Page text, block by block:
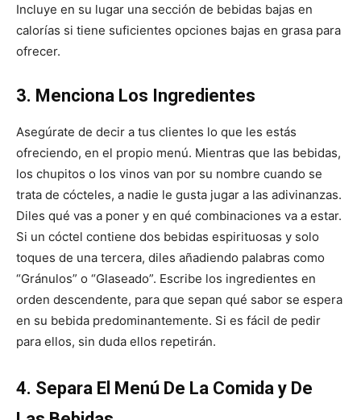
Incluye en su lugar una sección de bebidas bajas en
calorías si tiene suficientes opciones bajas en grasa para
ofrecer.
3. Menciona Los Ingredientes
Asegúrate de decir a tus clientes lo que les estás
ofreciendo, en el propio menú. Mientras que las bebidas,
los chupitos o los vinos van por su nombre cuando se
trata de cócteles, a nadie le gusta jugar a las adivinanzas.
Diles qué vas a poner y en qué combinaciones va a estar.
Si un cóctel contiene dos bebidas espirituosas y solo
toques de una tercera, diles añadiendo palabras como
“Gránulos” o “Glaseado”. Escribe los ingredientes en
orden descendente, para que sepan qué sabor se espera
en su bebida predominantemente. Si es fácil de pedir
para ellos, sin duda ellos repetirán.
4. Separa El Menú De La Comida y De